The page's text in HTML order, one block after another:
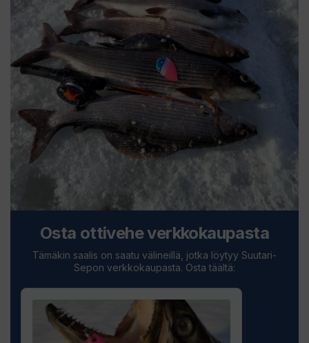
Osta ottivehe verkkokaupasta
Tämäkin saalis on saatu välineillä, jotka löytyy Suutari-
Sepon verkkokaupasta. Osta täältä: